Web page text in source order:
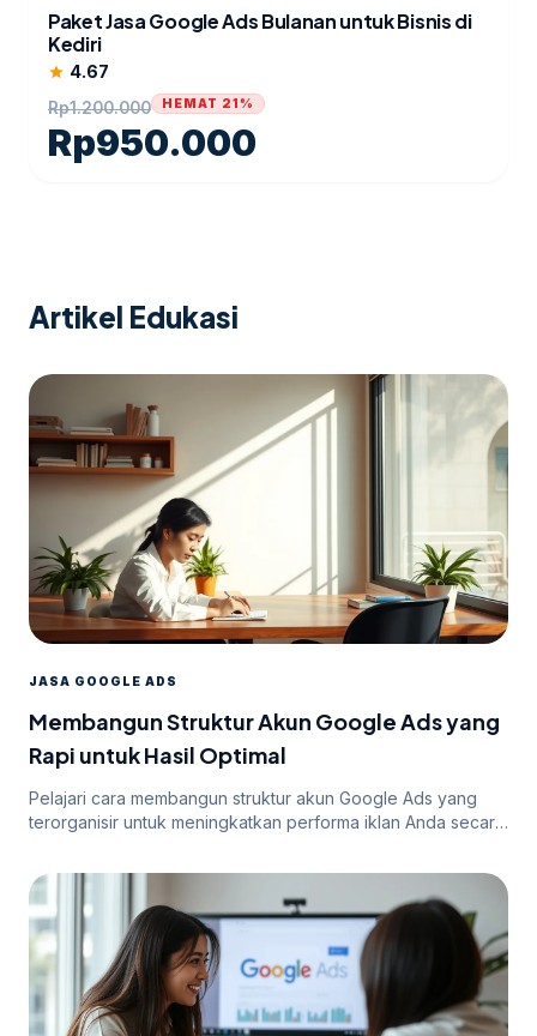
Paket Jasa Google Ads Bulanan untuk Bisnis di
Kediri
star 4.67
Rp1.200.000
Rp950.000
HEMAT 21%
Artikel Edukasi
JASA GOOGLE ADS
Membangun Struktur Akun Google Ads yang
Rapi untuk Hasil Optimal
Pelajari cara membangun struktur akun Google Ads yang
terorganisir untuk meningkatkan performa iklan Anda secara